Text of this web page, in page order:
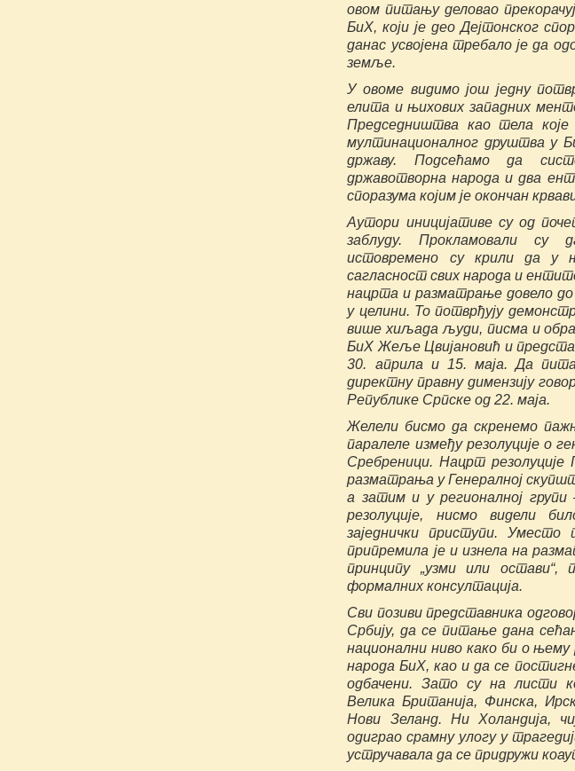
овом питању деловао
БиХ, који је део Дејтонског
данас усвојена требало је да
земље.
У овоме видимо још једну
елита и њихових западних
Председништва као тела које
мултинационалног друштва у
државу. Подсећамо да
државотворна народа и два
споразума којим је окончан
Аутори иницијативе су од
заблуду. Прокламовали су
истовремено су крили да у
сагласност свих народа и
нацрта и разматрање довело
у целини. То потврђују
више хиљада људи, писма и
БиХ Жеље Цвијановић и
30. априла и 15. маја. Да
директну правну димензију
Републике Српске од 22. маја.
Желели бисмо да скренемо
паралеле између резолуције о
Сребреници. Нацрт резолуције
разматрања у Генералној
а затим и у регионалној
резолуције, нисмо видели
заједнички приступи. Уместо
припремила је и изнела на
принципу „узми или остави“,
формалних консултација.
Сви позиви представника
Србију, да се питање дана
национални ниво како би о
народа БиХ, као и да се
одбачени. Зато су на листи
Велика Британија, Финска,
Нови Зеланд. Ни Холандија,
одиграо срамну улогу у
устручавала да се придружи